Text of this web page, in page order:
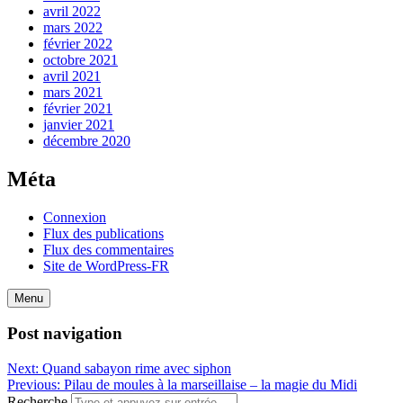
avril 2022
mars 2022
février 2022
octobre 2021
avril 2021
mars 2021
février 2021
janvier 2021
décembre 2020
Méta
Connexion
Flux des publications
Flux des commentaires
Site de WordPress-FR
Menu
Post navigation
Next: Quand sabayon rime avec siphon
Previous: Pilau de moules à la marseillaise – la magie du Midi